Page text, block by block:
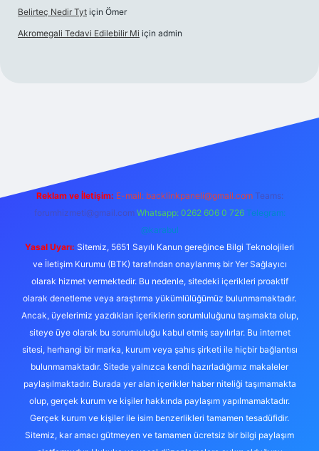
Belirteç Nedir Tyt için Ömer
Akromegali Tedavi Edilebilir Mi için admin
Reklam ve İletişim: E-mail: backlinkpaneli@gmail.com Teams:
forumhizmeti@gmail.com Whatsapp: 0262 606 0 726 Telegram:
@karabul
Yasal Uyarı: Sitemiz, 5651 Sayılı Kanun gereğince Bilgi Teknolojileri
ve İletişim Kurumu (BTK) tarafından onaylanmış bir Yer Sağlayıcı
olarak hizmet vermektedir. Bu nedenle, sitedeki içerikleri proaktif
olarak denetleme veya araştırma yükümlülüğümüz bulunmamaktadır.
Ancak, üyelerimiz yazdıkları içeriklerin sorumluluğunu taşımakta olup,
siteye üye olarak bu sorumluluğu kabul etmiş sayılırlar. Bu internet
sitesi, herhangi bir marka, kurum veya şahıs şirketi ile hiçbir bağlantısı
bulunmamaktadır. Sitede yalnızca kendi hazırladığımız makaleler
paylaşılmaktadır. Burada yer alan içerikler haber niteliği taşımamakta
olup, gerçek kurum ve kişiler hakkında paylaşım yapılmamaktadır.
Gerçek kurum ve kişiler ile isim benzerlikleri tamamen tesadüfidir.
Sitemiz, kar amacı gütmeyen ve tamamen ücretsiz bir bilgi paylaşım